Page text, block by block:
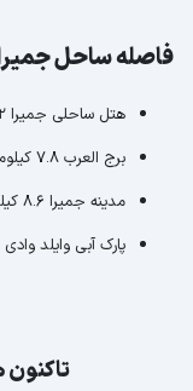
فاصله ساحل
هتل ساحلی جمیرا 7.2 کیلومتر
برج العرب 7.8 کیلومتر
مدینه جمیرا 8.6 کیلومتر
پارک آبی وایلد وادی 7.7 کیلومتر